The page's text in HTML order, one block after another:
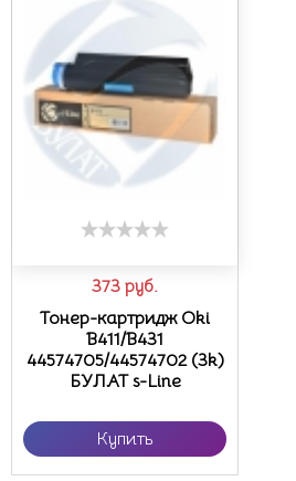
373 руб.
Тонер-картридж Oki
B411/B431
44574705/44574702 (3k)
БУЛАТ s-Line
Купить